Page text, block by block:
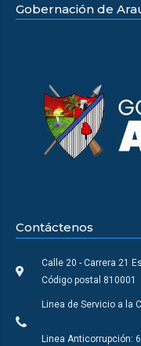
Gobernación de
Contáctenos
Calle 20 - Carrera 21
Código postal 810001
Linea de Servicio a la
Linea Anticorrupción: